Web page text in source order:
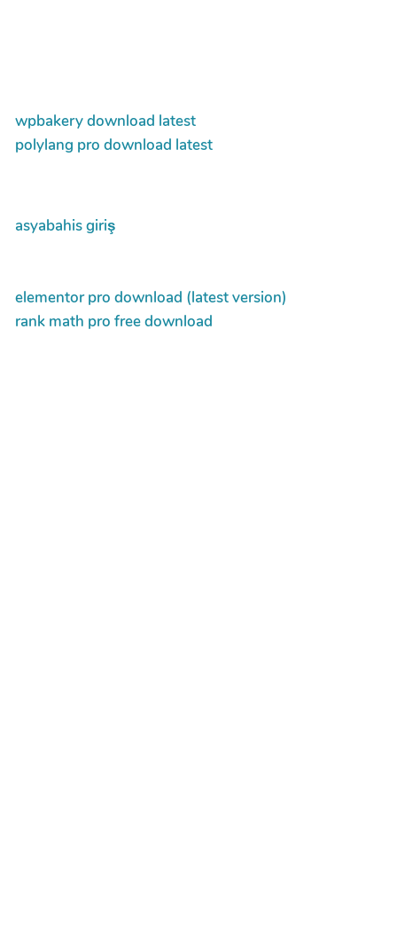
wpbakery download latest
polylang pro download latest
asyabahis giriş
elementor pro download (latest version)
rank math pro free download